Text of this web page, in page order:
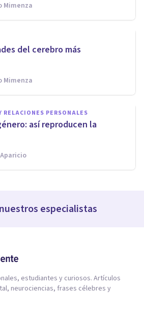
Mimenza
del cerebro más
Mimenza
PERSONALES
así reproducen la
Aparicio
especialistas
estudiantes y curiosos. Artículos
neurociencias, frases célebres y